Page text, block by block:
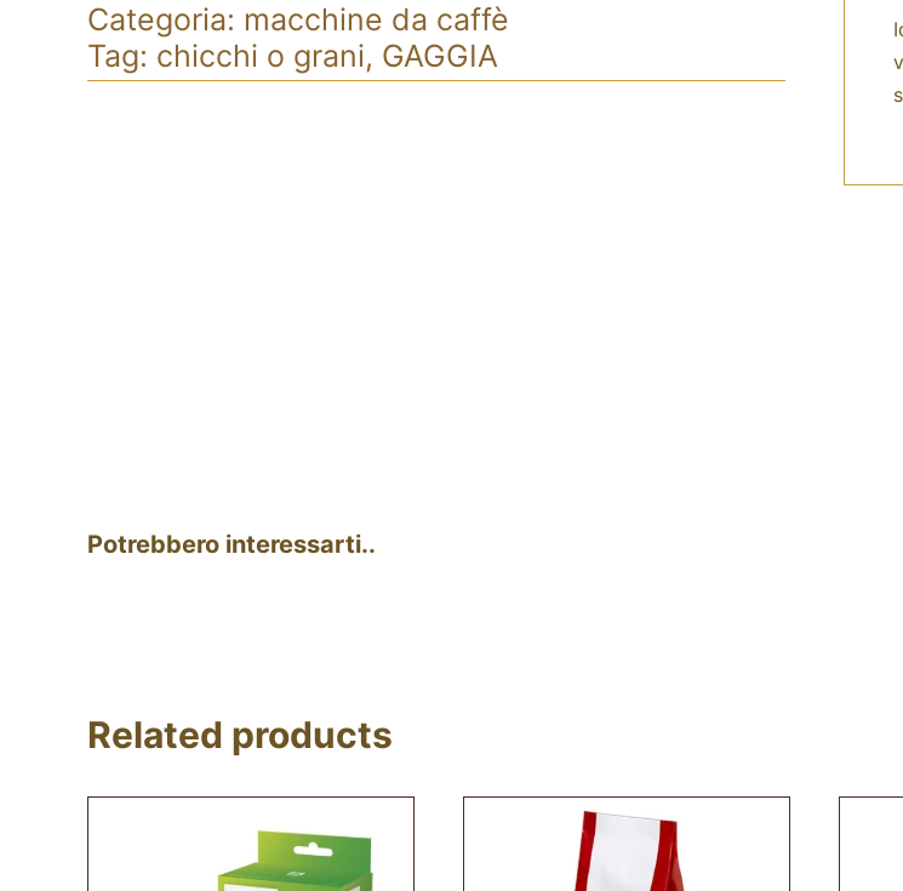
Categoria: macchine da caffè
Tag: chicchi o grani, GAGGIA
Potrebbero interessarti..
Related products